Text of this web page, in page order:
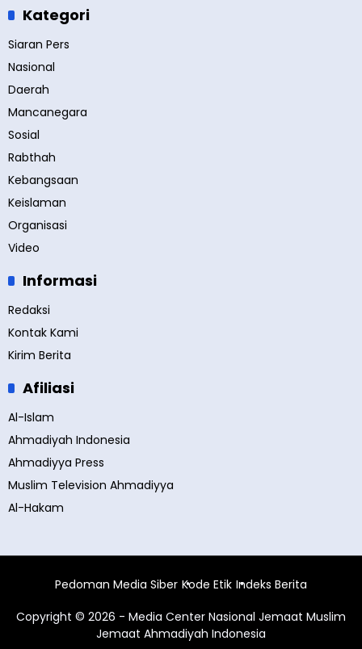
Kategori
Siaran Pers
Nasional
Daerah
Mancanegara
Sosial
Rabthah
Kebangsaan
Keislaman
Organisasi
Video
Informasi
Redaksi
Kontak Kami
Kirim Berita
Afiliasi
Al-Islam
Ahmadiyah Indonesia
Ahmadiyya Press
Muslim Television Ahmadiyya
Al-Hakam
Pedoman Media Siber Kode Etik Indeks Berita
Copyright © 2026 - Media Center Nasional Jemaat Muslim
Jemaat Ahmadiyah Indonesia